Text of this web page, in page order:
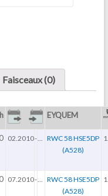
Faisceaux (0)
EYQUEM
02.2010-
RWC 58 HSE5DP
(A528)
07.2010-
RWC 58 HSE5DP
(A528)